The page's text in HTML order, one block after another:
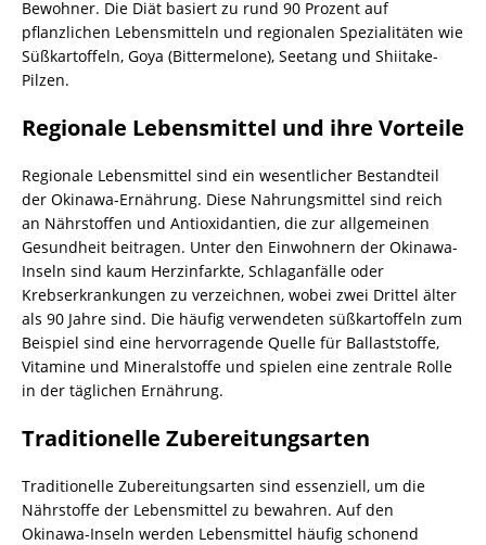
Bewohner. Die Diät basiert zu rund 90 Prozent auf
pflanzlichen Lebensmitteln und regionalen Spezialitäten wie
Süßkartoffeln, Goya (Bittermelone), Seetang und Shiitake-
Pilzen.
Regionale Lebensmittel und ihre Vorteile
Regionale Lebensmittel sind ein wesentlicher Bestandteil
der Okinawa-Ernährung. Diese Nahrungsmittel sind reich
an Nährstoffen und Antioxidantien, die zur allgemeinen
Gesundheit beitragen. Unter den Einwohnern der Okinawa-
Inseln sind kaum Herzinfarkte, Schlaganfälle oder
Krebserkrankungen zu verzeichnen, wobei zwei Drittel älter
als 90 Jahre sind. Die häufig verwendeten süßkartoffeln zum
Beispiel sind eine hervorragende Quelle für Ballaststoffe,
Vitamine und Mineralstoffe und spielen eine zentrale Rolle
in der täglichen Ernährung.
Traditionelle Zubereitungsarten
Traditionelle Zubereitungsarten sind essenziell, um die
Nährstoffe der Lebensmittel zu bewahren. Auf den
Okinawa-Inseln werden Lebensmittel häufig schonend